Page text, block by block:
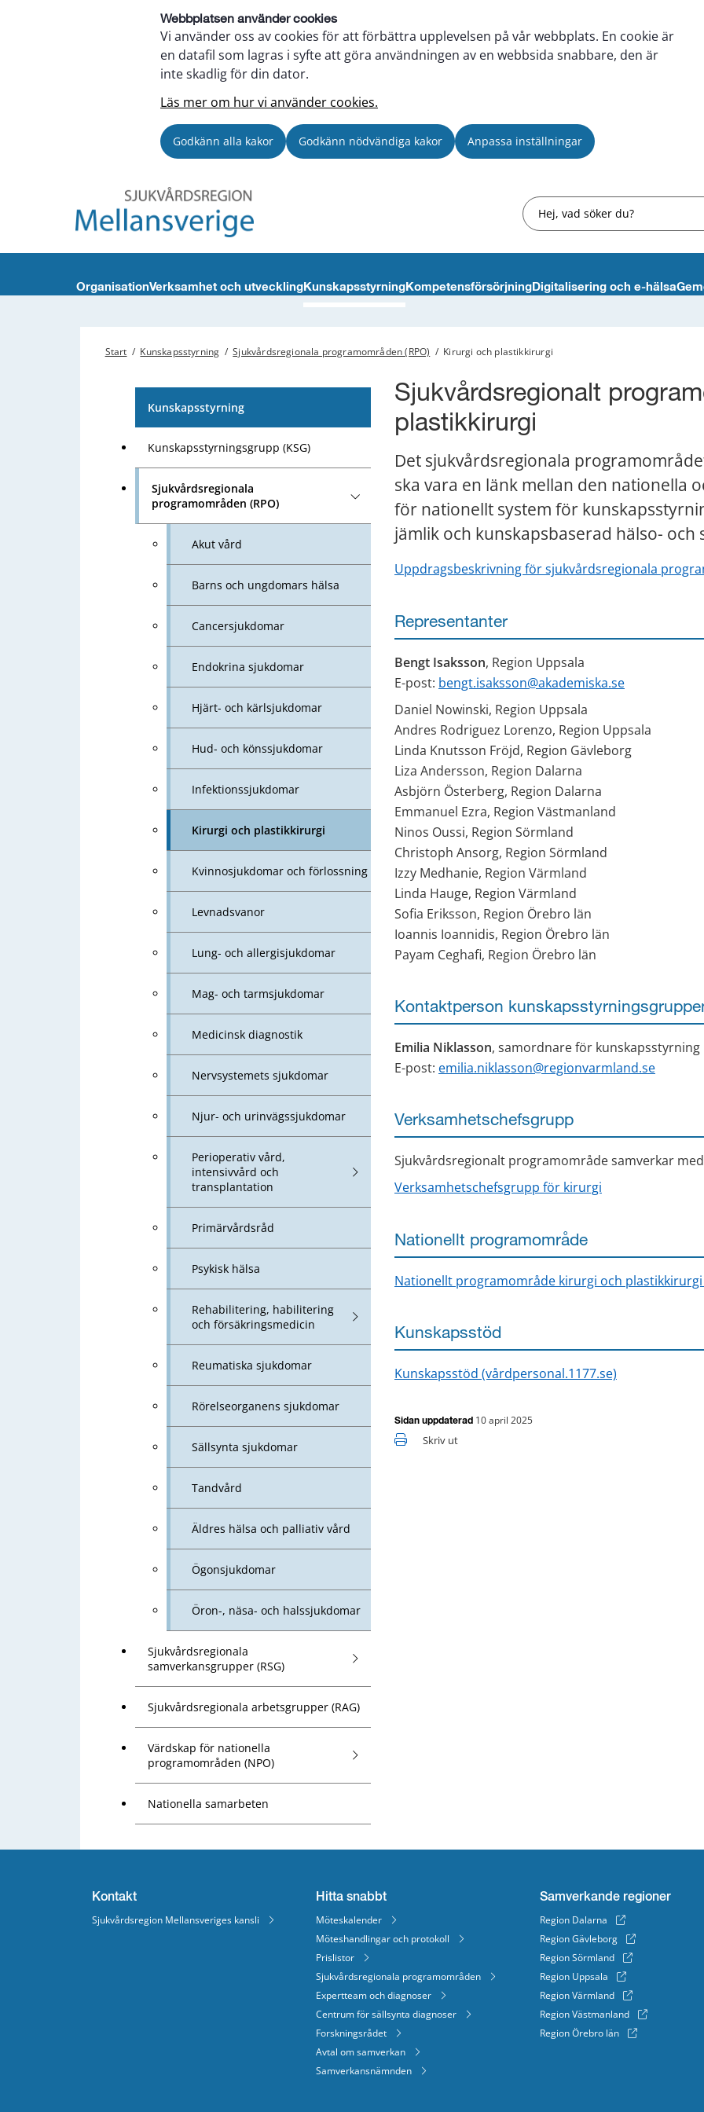
Webbplatsen använder cookies
Vi använder oss av cookies för att förbättra upplevelsen på vår webbplats. En cookie är
en datafil som lagras i syfte att göra användningen av en webbsida snabbare, den är
inte skadlig för din dator.
Läs mer om hur vi använder cookies.
Godkänn alla kakor Godkänn nödvändiga kakor Anpassa inställningar
Sök
OrganisationVerksamhet och utvecklingKunskapsstyrningKompetensförsörjningDigitalisering och e-hälsa
Start / Kunskapsstyrning / Sjukvårdsregionala programområden (RPO) / Kirurgi och plastikkirurgi
Kunskapsstyrning
Kunskapsstyrningsgrupp (KSG)
Sjukvårdsregionala
programområden (RPO)
Akut vård
Barns och ungdomars hälsa
Cancersjukdomar
Endokrina sjukdomar
Hjärt- och kärlsjukdomar
Hud- och könssjukdomar
Infektionssjukdomar
Kirurgi och plastikkirurgi
Kvinnosjukdomar och förlossning
Levnadsvanor
Lung- och allergisjukdomar
Mag- och tarmsjukdomar
Medicinsk diagnostik
Nervsystemets sjukdomar
Njur- och urinvägssjukdomar
Perioperativ vård,
intensivvård och
transplantation
Primärvårdsråd
Psykisk hälsa
Rehabilitering, habilitering
och försäkringsmedicin
Reumatiska sjukdomar
Rörelseorganens sjukdomar
Sällsynta sjukdomar
Tandvård
Äldres hälsa och palliativ vård
Ögonsjukdomar
Öron-, näsa- och halssjukdomar
Sjukvårdsregionala
samverkansgrupper (RSG)
Sjukvårdsregionala arbetsgrupper (RAG)
Värdskap för nationella
programområden (NPO)
Nationella samarbeten
Sjukvårdsregionalt
plastikkirurgi
Det sjukvårdsregionala
ska vara en länk mellan den nationella
för nationellt system för
jämlik och kunskapsbaserad hälso- och
Uppdragsbeskrivning för sjukvårdsregionala
Representanter
Bengt Isaksson, Region Uppsala
E-post: bengt.isaksson@akademiska.se
Daniel Nowinski, Region Uppsala
Andres Rodriguez Lorenzo, Region Uppsala
Linda Knutsson Fröjd, Region Gävleborg
Liza Andersson, Region Dalarna
Asbjörn Österberg, Region Dalarna
Emmanuel Ezra, Region Västmanland
Ninos Oussi, Region Sörmland
Christoph Ansorg, Region Sörmland
Izzy Medhanie, Region Värmland
Linda Hauge, Region Värmland
Sofia Eriksson, Region Örebro län
Ioannis Ioannidis, Region Örebro län
Payam Ceghafi, Region Örebro län
Kontaktperson
Emilia Niklasson, samordnare för kunskapsstyrning
E-post: emilia.niklasson@regionvarmland.se
Verksamhetschefsgrupp
Sjukvårdsregionalt programområde samverkar
Verksamhetschefsgrupp för kirurgi
Nationellt programområde
Nationellt programområde kirurgi och
Kunskapsstöd
Kunskapsstöd (vårdpersonal.1177.se)
Sidan uppdaterad 10 april 2025
Skriv ut
Kontakt
Sjukvårdsregion Mellansveriges kansli
Hitta snabbt
Möteskalender
Möteshandlingar och protokoll
Prislistor
Sjukvårdsregionala programområden
Expertteam och diagnoser
Centrum för sällsynta diagnoser
Forskningsrådet
Avtal om samverkan
Samverkansnämnden
Samverkande regioner
Region Dalarna
Region Gävleborg
Region Sörmland
Region Uppsala
Region Värmland
Region Västmanland
Region Örebro län